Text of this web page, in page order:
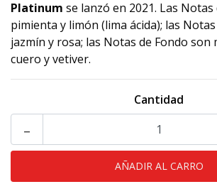
Platinum se lanzó en 2021. Las Notas
pimienta y limón (lima ácida); las
jazmín y rosa; las Notas de Fondo son
cuero y vetiver.
Cantidad
-